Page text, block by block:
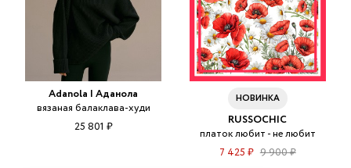
Adanola | Аданола
вязаная балаклава-худи
25 801 ₽
НОВИНКА
RUSSOCHIC
платок любит - не любит
7 425 ₽ 9 900 ₽